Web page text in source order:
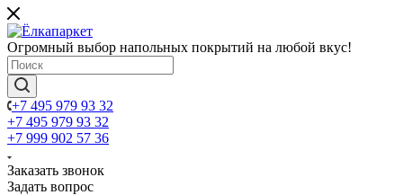
Огромный выбор напольных покрытий на любой вкус!
+7 495 979 93 32
+7 495 979 93 32
+7 999 902 57 36
Заказать звонок
Задать вопрос